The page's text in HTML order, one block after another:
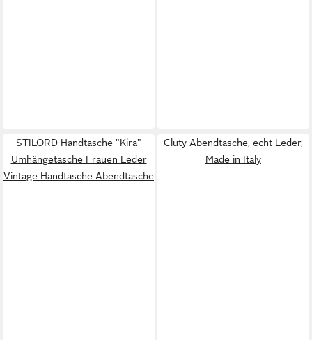
STILORD Handtasche "Kira"
Umhängetasche Frauen Leder
Vintage Handtasche Abendtasche
Cluty Abendtasche, echt Leder,
Made in Italy